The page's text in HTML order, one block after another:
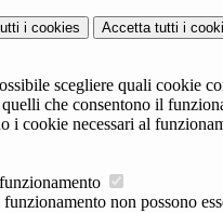
i cookies Accetta tutti i
scegliere quali cookie
che consentono il
i cookie necessari al
non possono